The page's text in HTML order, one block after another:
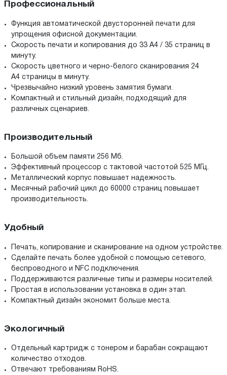
Профессиональный
Функция автоматической двусторонней печати для
упрощения офисной документации.
Скорость печати и копирования до 33 A4 / 35 страниц в
минуту.
Скорость цветного и черно-белого сканирования 24
A4 страницы в минуту.
Чрезвычайно низкий уровень замятия бумаги.
Компактный и стильный дизайн, подходящий для
различных сценариев.
Производительный
Большой объем памяти 256 Мб.
Эффективный процессор с тактовой частотой 525 МГц.
Металлический корпус повышает надежность.
Месячный рабочий цикл до 60000 страниц повышает
производительность.
Удобный
Печать, копирование и сканирование на одном устройстве.
Сделайте печать более удобной с помощью сетевого,
беспроводного и NFC подключения.
Поддерживаются различные типы и размеры носителей.
Простая в использовании установка в один этап.
Компактный дизайн экономит больше места.
Экологичный
Отдельный картридж с тонером и барабан сокращают
количество отходов.
Отвечают требованиям RoHS.